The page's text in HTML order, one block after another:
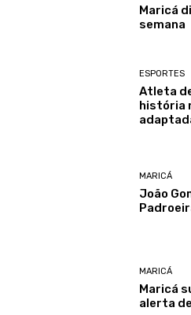
Maricá
semana
ESPORTES
Atleta
história
MARICÁ
João
MARICÁ
Maricá
alerta